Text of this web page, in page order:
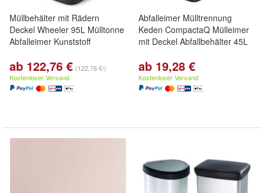
Müllbehälter mit Rädern
Deckel Wheeler 95L Mülltonne
Abfalleimer Kunststoff
ab 122,76 € (122,76 €/)
Kostenloser Versand
Abfalleimer Mülltrennung
Keden CompactaQ Mülleimer
mit Deckel Abfallbehälter 45L
ab 19,28 €
Kostenloser Versand